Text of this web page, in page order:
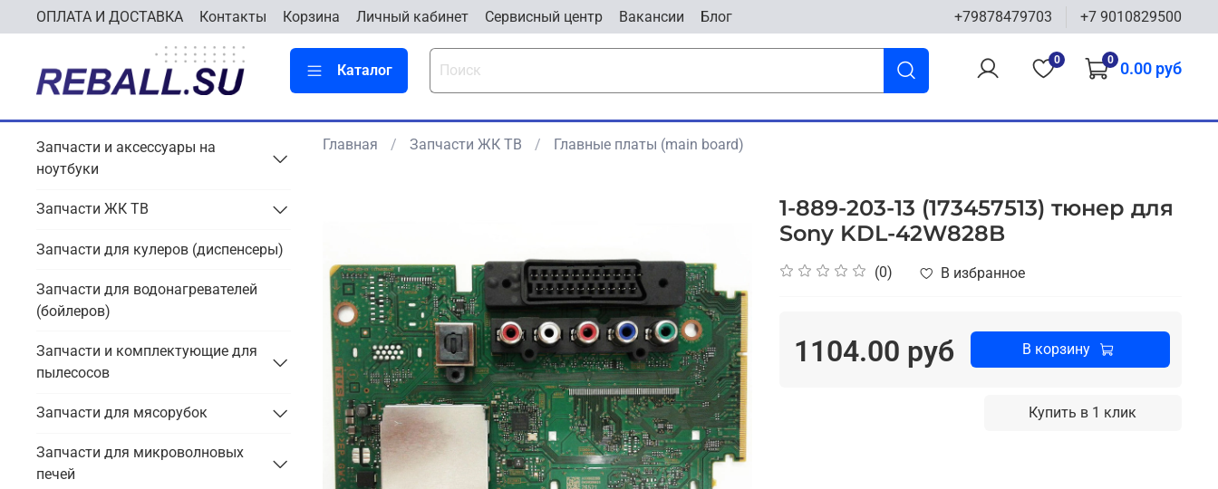
ОПЛАТА И ДОСТАВКА Контакты Корзина Личный кабинет Cервисный центр Вакансии Блог +79878479703 +7 9010829500
Каталог
0 0 0.00 руб
Главная Запчасти ЖК ТВ Главные платы (main board)
1-889-203-13 (173457513) тюнер для
Sony KDL-42W828B
(0) В избранное
1104.00 руб В корзину
Купить в 1 клик
Запчасти и аксессуары на
ноутбуки
Запчасти ЖК ТВ
Запчасти для кулеров (диспенсеры)
Запчасти для водонагревателей
(бойлеров)
Запчасти и комплектующие для
пылесосов
Запчасти для мясорубок
Запчасти для микроволновых
печей